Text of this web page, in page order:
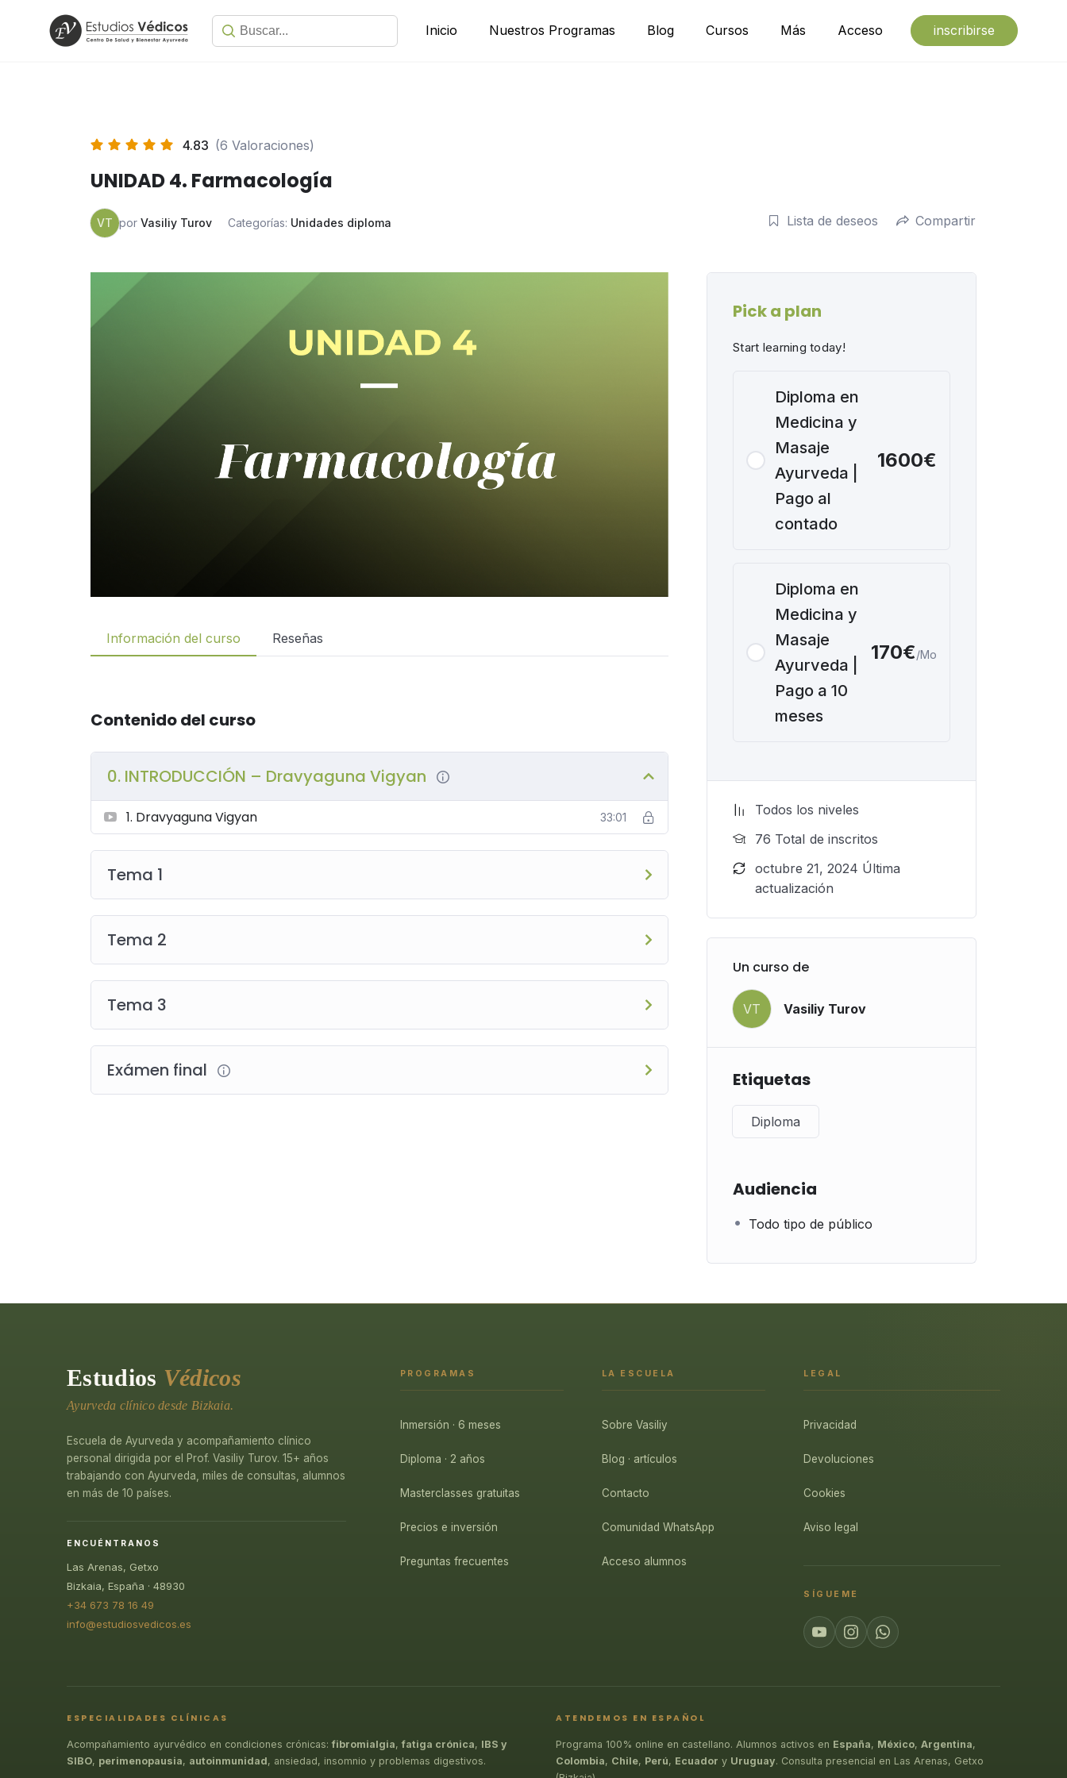
Inicio Nuestros Programas Blog Cursos Más Acceso inscribirse
4.83 (6 Valoraciones)
UNIDAD 4. Farmacología
VT por Vasiliy Turov Categorías: Unidades diploma Lista de deseos Compartir
Información del curso Reseñas
Contenido del curso
0. INTRODUCCIÓN – Dravyaguna Vigyan
1. Dravyaguna Vigyan 33:01
Tema 1
Tema 2
Tema 3
Exámen final
Pick a plan
Start learning today!
Diploma en
Medicina y
Masaje
Ayurveda |
Pago al
contado
1600€
Diploma en
Medicina y
Masaje
Ayurveda |
Pago a 10
meses
170€/Mo
Todos los niveles
76 TotaI de inscritos
octubre 21, 2024 Última
actualización
Un curso de
VT Vasiliy Turov
Etiquetas
Diploma
Audiencia
Todo tipo de público
Estudios Védicos
Ayurveda clínico desde Bizkaia.
Escuela de Ayurveda y acompañamiento clínico
personal dirigida por el Prof. Vasiliy Turov. 15+ años
trabajando con Ayurveda, miles de consultas, alumnos
en más de 10 países.
ENCUÉNTRANOS
Las Arenas, Getxo
Bizkaia, España · 48930
+34 673 78 16 49
info@estudiosvedicos.es
PROGRAMAS
Inmersión · 6 meses
Diploma · 2 años
Masterclasses gratuitas
Precios e inversión
Preguntas frecuentes
LA ESCUELA
Sobre Vasiliy
Blog · artículos
Contacto
Comunidad WhatsApp
Acceso alumnos
LEGAL
Privacidad
Devoluciones
Cookies
Aviso legal
SÍGUEME
ESPECIALIDADES CLÍNICAS
Acompañamiento ayurvédico en condiciones crónicas:fibromialgia,fatiga crónica, IBS y
SIBO, perimenopausia, autoinmunidad, ansiedad, insomnio y problemas digestivos.
ATENDEMOS EN ESPAÑOL
Programa 100% online en castellano. Alumnos activos en España, México, Argentina,
Colombia, Chile, Perú, Ecuador y Uruguay. Consulta presencial en Las Arenas, Getxo